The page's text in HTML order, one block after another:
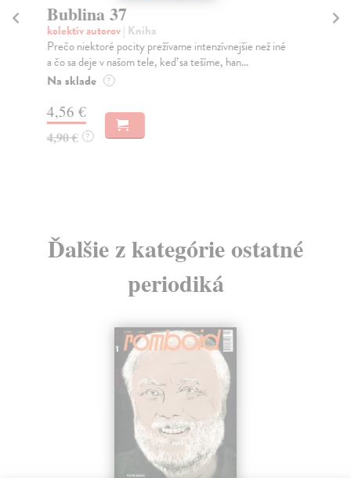
Bublina 37
kolektív autorov| Kniha
Prečo niektoré pocity prežívame intenzívnejšie než iné
a čo sa deje v našom tele, keď sa tešíme, han...
Na sklade ?
4,56 €
4,90 € ?
Ďalšie z kategórie ostatné
periodiká